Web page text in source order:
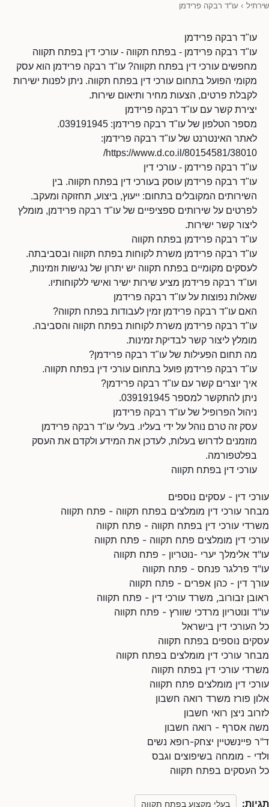
שירתיל › עו"ד רבקה פרידמן
עו"ד רבקה פרידמן
עו"ד רבקה פרידמן - בפתח תקווה - עורכי דין בפתח תקווה
מחפשים עורכי דין בפתח תקווה? עו"ד רבקה פרידמן הוא עסק
מקומי הפועל בתחום עורכי דין בפתח תקווה. ניתן לפנות ישירות
לקבלת פרטים, הצעות מחיר ותיאום שירות.
יצירת קשר עם עו"ד רבקה פרידמן
מספר הטלפון של עו"ד רבקה פרידמן: 039191945.
לאתר האינטרנט של עו"ד רבקה פרידמן:
https://www.d.co.il/80154581/38010/
עו"ד רבקה פרידמן - עורכי דין
עו"ד רבקה פרידמן עוסק בעורכי דין בפתח תקווה. בין
השירותים המקובלים בתחום: ייעוץ, ביצוע, תחזוקה ומעקב.
לפרטים על שירותים ספציפיים של עו"ד רבקה פרידמן, מומלץ
ליצור קשר ישירות.
עו"ד רבקה פרידמן בפתח תקווה
עו"ד רבקה פרידמן משרת לקוחות בפתח תקווה ובסביבתה.
לעסקים מקומיים בפתח תקווה יש יתרון של נגישות וזמינות,
ועו"ד רבקה פרידמן מציע שירות ישיר ואישי ללקוחותיו.
שאלות נפוצות על עו"ד רבקה פרידמן
האם עו"ד רבקה פרידמן זמין לעבודות בפתח תקווה?
עו"ד רבקה פרידמן משרת לקוחות בפתח תקווה והסביבה.
מומלץ ליצור קשר לבדיקת זמינות.
מה תחום הפעילות של עו"ד רבקה פרידמן?
עו"ד רבקה פרידמן פועל בתחום עורכי דין בפתח תקווה.
איך יוצרים קשר עם עו"ד רבקה פרידמן?
ניתן להתקשר למספר 039191945.
ניהול הפרופיל של עו"ד רבקה פרידמן
עסק זה טרם נוהל על ידי בעליו. בעלי עו"ד רבקה פרידמן
מוזמנים לדרוש בעלות, לעדכן את המידע ולקדם את העסק
בפלטפורמה.
עורכי דין בפתח תקווה
עורכי דין - עסקים נוספים
מבחר עורכי דין מומלצים בפתח תקווה - פתח תקווה
משרדי עורכי דין בפתח תקווה - פתח תקווה
עורכי דין מומלצים פתח תקווה - פתח תקווה
עו"ד אלימלך יערי -נוטריון - פתח תקווה
עו"ד פרלגר פנחס - פתח תקווה
עורך דין - כהן אפרים - פתח תקווה
ראובן זבורוב, משרד עורכי דין - פתח תקווה
עו"ד ונוטריון מרדכי שוורץ - פתח תקווה
כל העורכי דין בישראל
עסקים נוספים בפתח תקווה
מבחר עורכי דין מומלצים בפתח תקווה
משרדי עורכי דין בפתח תקווה
עורכי דין מומלצים פתח תקווה
אלון פורז משרד רואה חשבון
לזרוב ניצן רואי חשבון
משה אסרף - רואה חשבון
ד"ר פיינשטיין יצחק-רופא נשים
ולדי - מומחה בשיפוצים וגבס
כל העסקים בפתח תקווה
תגיות: בעלי מקצוע בפתח תקווה